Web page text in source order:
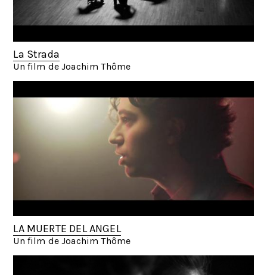
La Strada
Un film de Joachim Thôme
LA MUERTE DEL ANGEL
Un film de Joachim Thôme